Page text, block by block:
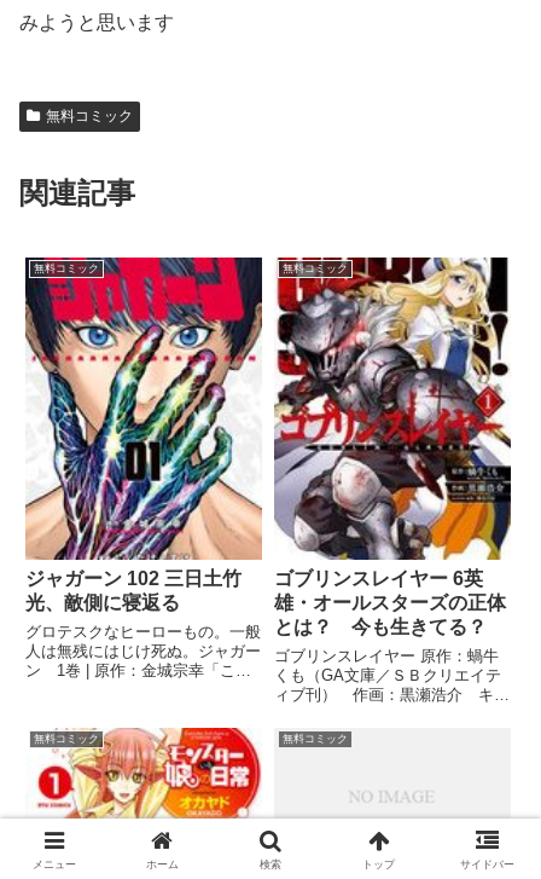
みようと思います
無料コミック
関連記事
無料コミック
ジャガーン 102 三日土竹
光、敵側に寝返る
グロテスクなヒーローもの。一般
人は無残にはじけ死ぬ。ジャガー
ン 1巻 | 原作：金城宗幸「この
は、常々「ぶっぱなしたい」と思
ってました。自分を殺して無難に
生きる日々。このままいくと、...
無料コミック
ゴブリンスレイヤー 6英
雄・オールスターズの正体
とは？ 今も生きてる？
ゴブリンスレイヤー 原作：蝸牛
くも（GA文庫／ＳＢクリエイテ
ィブ刊） 作画：黒瀬浩介 キャ
いますぐ無料で読む(07/11まで無
料)
無料コミック 無料コミック
メニュー ホーム 検索 トップ サイドバー